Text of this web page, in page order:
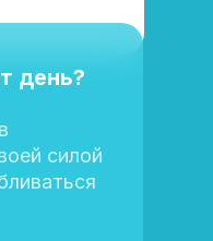
день?
силой